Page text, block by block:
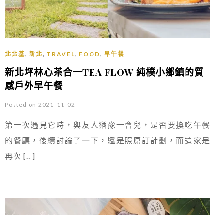
北北基, 新北, TRAVEL, FOOD, 早午餐
新北坪林心茶合一TEA FLOW 純樸小鄉鎮的質
感戶外早午餐
Posted on 2021-11-02
第一次遇見它時，與友人猶豫一會兒，是否要換吃午餐
的餐廳，後續討論了一下，還是照原訂計劃，而這家是
再次 […]